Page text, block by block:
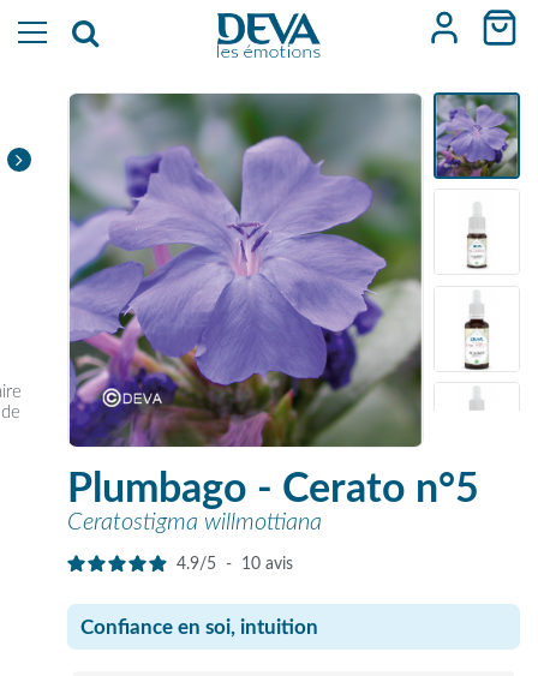
Plumbago - Cerato n°5
Ceratostigma willmottiana
4.9/5 - 10avis
Confiance en soi, intuition